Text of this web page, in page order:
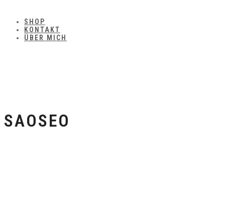
SHOP
KONTAKT
ÜBER MICH
SAOSEO